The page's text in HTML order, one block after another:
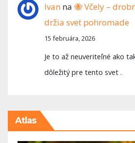
Ivan na🐝 Včely –
držia svet pohromade
15 februára, 2026
Je to až neuveriteľné ako
dôležitý pre tento svet .
Atlas